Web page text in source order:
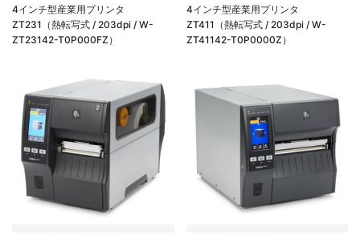
4インチ型産業用プリンタ
ZT231（熱転写式 / 203dpi / W-
ZT23142-T0P000FZ）
4インチ型産業用プリンタ
ZT411（熱転写式 / 203dpi / W-
ZT41142-T0P0000Z）